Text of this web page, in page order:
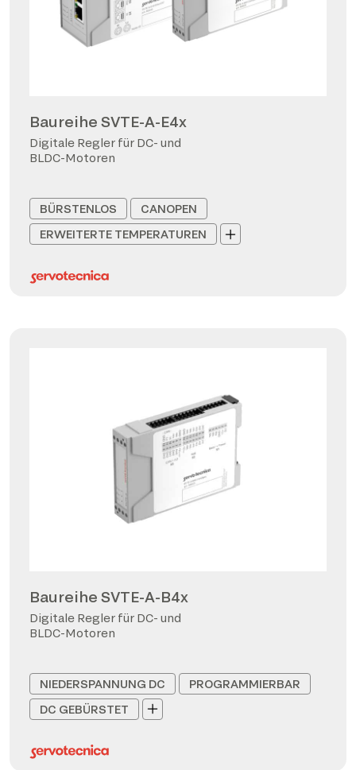
Baureihe SVTE-A-E4x
Digitale Regler für DC- und
BLDC-Motoren
BÜRSTENLOS
CANOPEN
ERWEITERTE TEMPERATUREN
Baureihe SVTE-A-B4x
Digitale Regler für DC- und
BLDC-Motoren
NIEDERSPANNUNG DC
PROGRAMMIERBAR
DC GEBÜRSTET